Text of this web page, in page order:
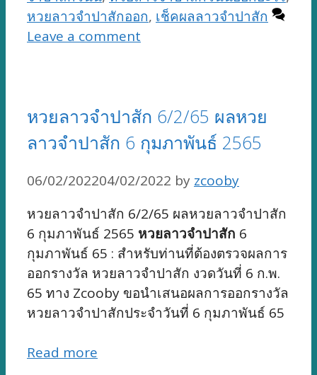
หวยลาวจำปาสักออก, เช็คผลลาวจำปาสัก
Leave a comment
หวยลาวจำปาสัก 6/2/65 ผลหวย
ลาวจำปาสัก 6 กุมภาพันธ์ 2565
06/02/202204/02/2022 by zcooby
หวยลาวจำปาสัก 6/2/65 ผลหวยลาวจำปาสัก
6 กุมภาพันธ์ 2565 หวยลาวจำปาสัก 6
กุมภาพันธ์ 65 : สำหรับท่านที่ต้องตรวจผลการ
ออกรางวัล หวยลาวจำปาสัก งวดวันที่ 6 ก.พ.
65 ทาง Zcooby ขอนำเสนอผลการออกรางวัล
หวยลาวจำปาสักประจำวันที่ 6 กุมภาพันธ์ 65
Read more